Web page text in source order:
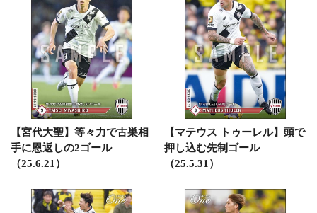
【宮代大聖】等々力で古巣相
手に恩返しの2ゴール
（25.6.21）
【マテウス トゥーレル】頭で
押し込む先制ゴール
（25.5.31）